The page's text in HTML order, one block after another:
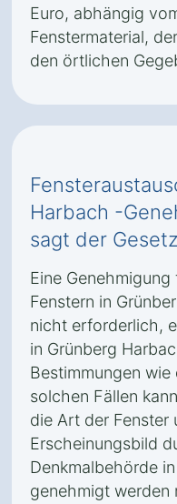
Euro, abhängig
Fenstermaterial,
den örtlichen
Harbach -
sagt der
Eine
Fenstern in
nicht erforderlich,
in Grünberg
Bestimmungen
solchen Fällen
die Art der Fenster
Erscheinungsbild
Denkmalbehörde
genehmigt werden